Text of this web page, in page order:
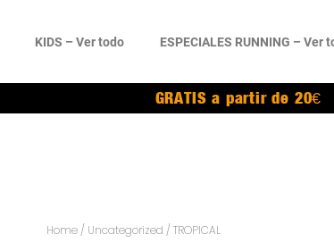
KIDS – Ver todo ESPECIALES RUNNING – Ver
GRATIS a partir de 20€
Home / Uncategorized / TROPICAL